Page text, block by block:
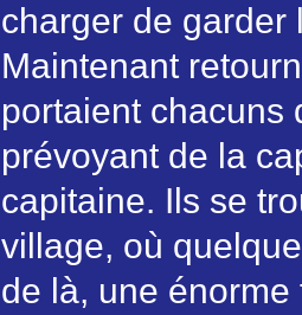
charger de garder
Maintenant
portaient chacuns
prévoyant de la
capitaine. Ils se
village, où
de là, une